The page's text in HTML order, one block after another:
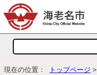
現在の位置： トップページ >